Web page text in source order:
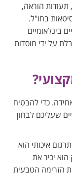
תעודות הוראה,
בחו"ל.
בינלאומיים
על ידי מוסדות
כדי להבטיח
שעליכם לבחון
איכותי הוא
יכיר את
הזרימה הטבעית